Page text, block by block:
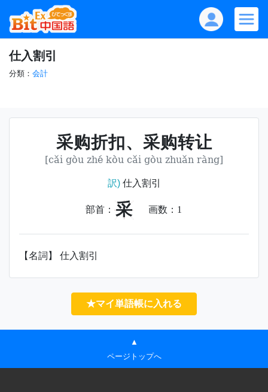
仕入割引
分類： 会計
采购折扣、采购转让
[cǎi gòu zhé kòu cǎi gòu zhuǎn ràng]
訳)仕入割引
部首： 采 画数： 1
【名詞】 仕入割引
★マイ単語帳に入れる
▲
ページトップへ